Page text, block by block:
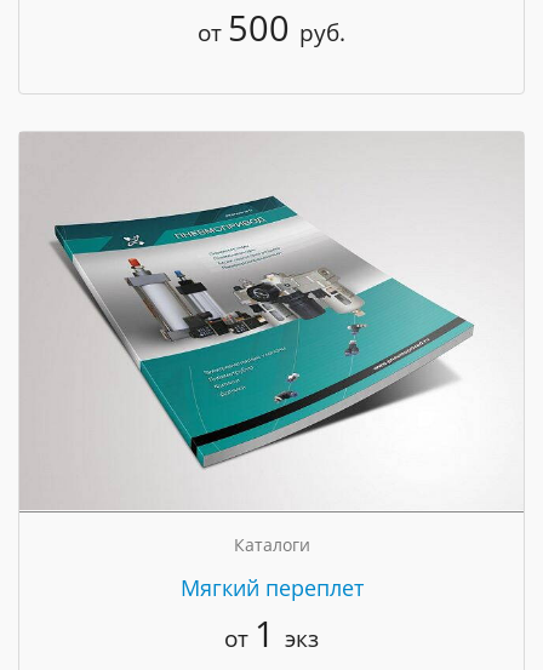
от 500 руб.
Каталоги
Мягкий переплет
от 1 экз